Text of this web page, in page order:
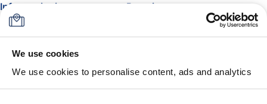
We use cookies
We use cookies to personalise content, ads and analytics
Informazioni
Prezzi
FAQ
Blog
Entra nel programma
aereo
La garanzia Stasher
Termini e condizioni